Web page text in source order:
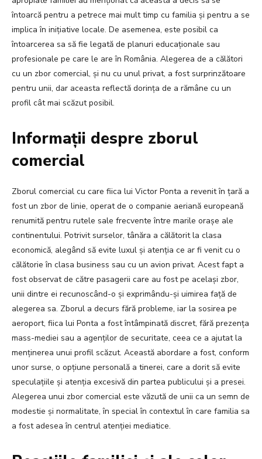
întoarcă pentru a petrece mai mult timp cu familia și pentru a se
implica în inițiative locale. De asemenea, este posibil ca
întoarcerea sa să fie legată de planuri educaționale sau
profesionale pe care le are în România. Alegerea de a călători
cu un zbor comercial, și nu cu unul privat, a fost surprinzătoare
pentru unii, dar aceasta reflectă dorința de a rămâne cu un
profil cât mai scăzut posibil.
Informații despre zborul
comercial
Zborul comercial cu care fiica lui Victor Ponta a revenit în țară a
fost un zbor de linie, operat de o companie aeriană europeană
renumită pentru rutele sale frecvente între marile orașe ale
continentului. Potrivit surselor, tânăra a călătorit la clasa
economică, alegând să evite luxul și atenția ce ar fi venit cu o
călătorie în clasa business sau cu un avion privat. Acest fapt a
fost observat de către pasagerii care au fost pe același zbor,
unii dintre ei recunoscând-o și exprimându-și uimirea față de
alegerea sa. Zborul a decurs fără probleme, iar la sosirea pe
aeroport, fiica lui Ponta a fost întâmpinată discret, fără prezența
mass-mediei sau a agenților de securitate, ceea ce a ajutat la
menținerea unui profil scăzut. Această abordare a fost, conform
unor surse, o opțiune personală a tinerei, care a dorit să evite
speculațiile și atenția excesivă din partea publicului și a presei.
Alegerea unui zbor comercial este văzută de unii ca un semn de
modestie și normalitate, în special în contextul în care familia sa
a fost adesea în centrul atenției mediatice.